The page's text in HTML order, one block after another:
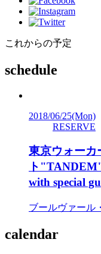
これからの予定
schedule
2018/06/25(Mon)
RESERVE
東京ウォーカ
ト
with special
ブールヴァール
calendar